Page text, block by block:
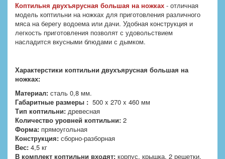
Коптильня двухъярусная большая на ножках - отличная
модель коптильни на ножках для приготовления различного
мяса на берегу водоема или дачи. Удобная конструкция и
легкость приготовления позволят с удовольствием
насладится вкусными блюдами с дымком.
Характерстики коптильни двухъярусная большая на
ножках:
Материал: сталь 0,8 мм.
Габаритные размеры : 500 x 270 x 460 мм
Тип коптильни: древесная
Количество уровней коптильни: 2
Форма: прямоугольная
Конструкция: сборно-разборная
Вес: 4,5 кг
В комплект коптильни входят: корпус, крышка, 2 решетки,